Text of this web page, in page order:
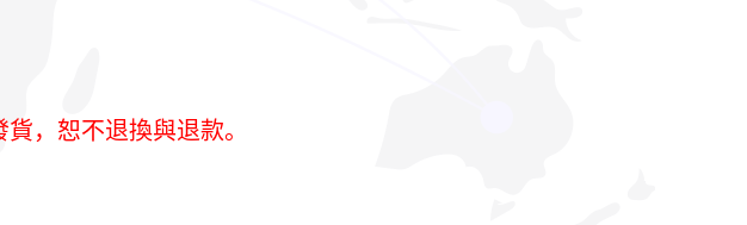
，恕不退換與退款。